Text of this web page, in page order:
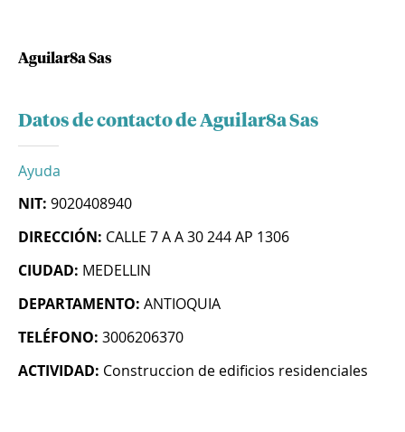
Aguilar8a Sas
Datos de contacto de Aguilar8a Sas
Ayuda
NIT: 9020408940
DIRECCIÓN: CALLE 7 A A 30 244 AP 1306
CIUDAD: MEDELLIN
DEPARTAMENTO: ANTIOQUIA
TELÉFONO: 3006206370
ACTIVIDAD: Construccion de edificios residenciales